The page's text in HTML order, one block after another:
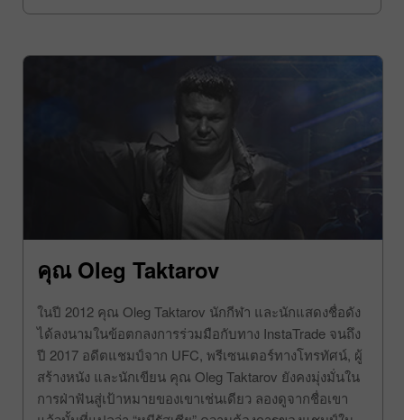
มากกว่านั้นไปอีก
คุณ Oleg Taktarov
ในปี 2012 คุณ Oleg Taktarov นักกีฬา และนักแสดงชื่อดัง
ได้ลงนามในข้อตกลงการร่วมมือกับทาง InstaTrade จนถึง
ปี 2017 อดีตแชมป์จาก UFC, พรีเซนเตอร์ทางโทรทัศน์, ผู้
สร้างหนัง และนักเขียน คุณ Oleg Taktarov ยังคงมุ่งมั่นใน